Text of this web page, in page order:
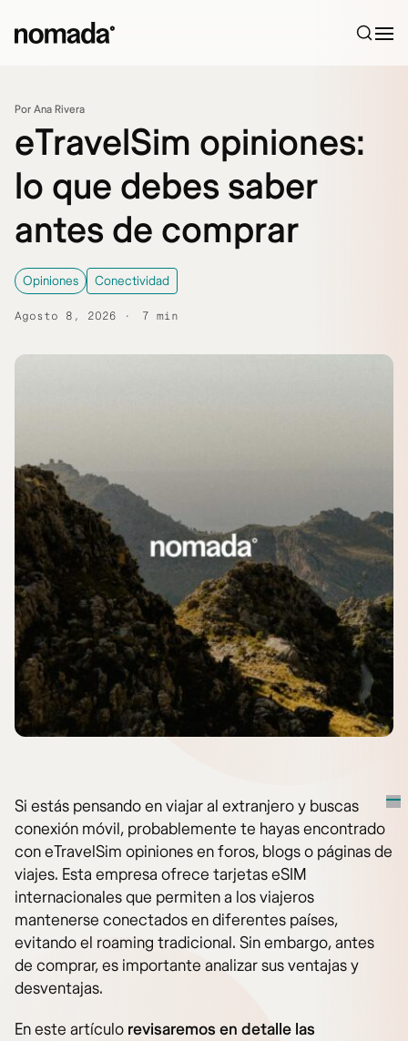
Por Ana Rivera
eTravelSim opiniones:
lo que debes saber
antes de comprar
Opiniones Conectividad
Agosto 8, 2026 7 min
Si estás pensando en viajar al extranjero y buscas
conexión móvil, probablemente te hayas encontrado
con eTravelSim opiniones en foros, blogs o páginas de
viajes. Esta empresa ofrece tarjetas eSIM
internacionales que permiten a los viajeros
mantenerse conectados en diferentes países,
evitando el roaming tradicional. Sin embargo, antes
de comprar, es importante analizar sus ventajas y
desventajas.
En este artículo revisaremos en detalle las